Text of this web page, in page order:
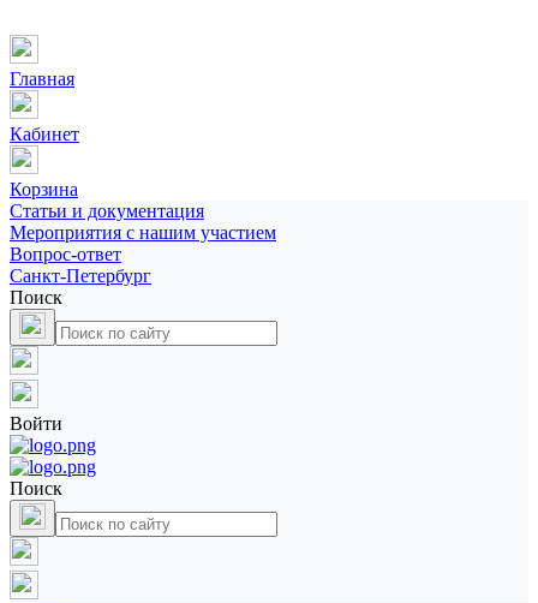
Главная
Кабинет
Корзина
Статьи и документация
Мероприятия с нашим участием
Вопрос-ответ
Санкт-Петербург
Поиск
Войти
Поиск